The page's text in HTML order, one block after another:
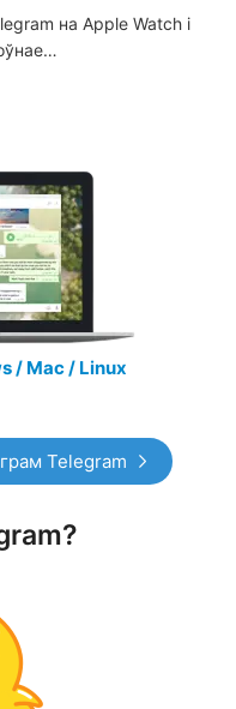
на Apple Watch і
/ Mac / Linux
Telegram